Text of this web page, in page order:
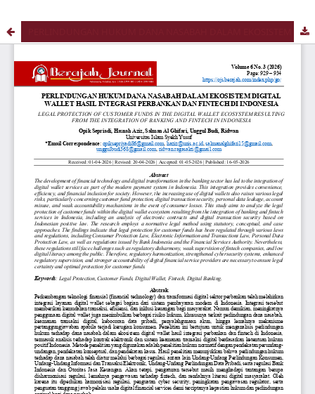
PERLINDUNGAN HUKUM DANA NASABAH DALAM EKOSISTEM DIGITAL WALLET HASIL INTEGRASI PERBANKAN DAN FINTECH DI INDONESIA